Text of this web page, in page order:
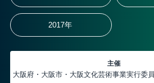
2017年
主催
大阪府・大阪市・大阪文化芸術事業実行委